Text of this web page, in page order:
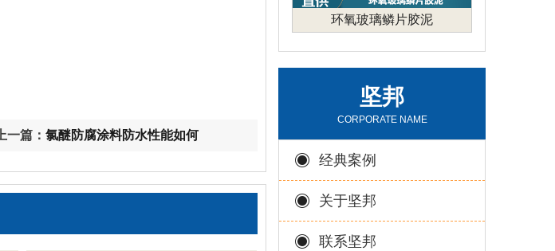
上一篇： 氯醚防腐涂料防水性能如何
环氧玻璃鳞片胶泥
坚邦
CORPORATE NAME
经典案例
关于坚邦
联系坚邦